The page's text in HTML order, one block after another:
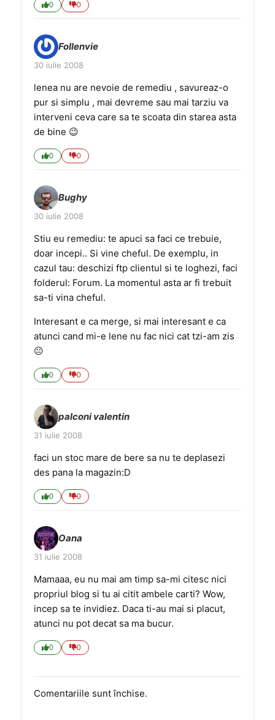
0 0
Follenvie
30 iulie 2008
lenea nu are nevoie de remediu , savureaz-o
pur si simplu , mai devreme sau mai tarziu va
interveni ceva care sa te scoata din starea asta
de bine 😉
0 0
Bughy
30 iulie 2008
Stiu eu remediu: te apuci sa faci ce trebuie,
doar incepi.. Si vine cheful. De exemplu, in
cazul tau: deschizi ftp clientul si te loghezi, faci
folderul: Forum. La momentul asta ar fi trebuit
sa-ti vina cheful.
Interesant e ca merge, si mai interesant e ca
atunci cand mi-e lene nu fac nici cat tzi-am zis
😐
0 0
palconi valentin
31 iulie 2008
faci un stoc mare de bere sa nu te deplasezi
des pana la magazin:D
0 0
Oana
31 iulie 2008
Mamaaa, eu nu mai am timp sa-mi citesc nici
propriul blog si tu ai citit ambele carti? Wow,
incep sa te invidiez. Daca ti-au mai si placut,
atunci nu pot decat sa ma bucur.
0 0
Comentariile sunt închise.